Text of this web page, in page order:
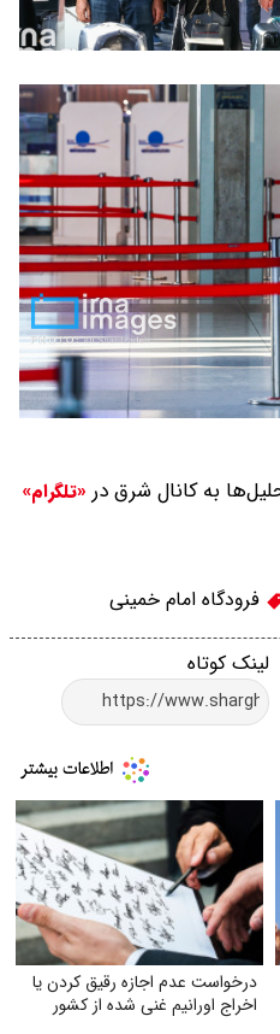
به کانال شرق در «تلگرام»
فرودگاه امام خمینی
لینک کوتاه
درخواست عدم اجازه رقیق کردن یا
اخراج اورانیم غنی شده از کشور